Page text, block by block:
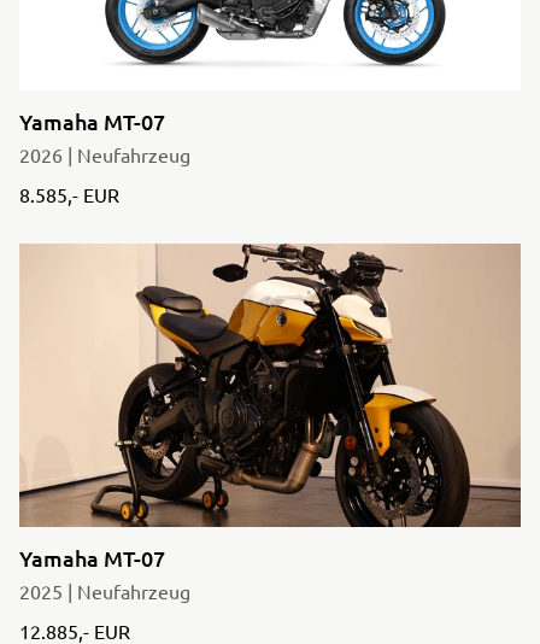
Yamaha MT-07
2026 | Neufahrzeug
8.585,- EUR
Yamaha MT-07
2025 | Neufahrzeug
12.885,- EUR